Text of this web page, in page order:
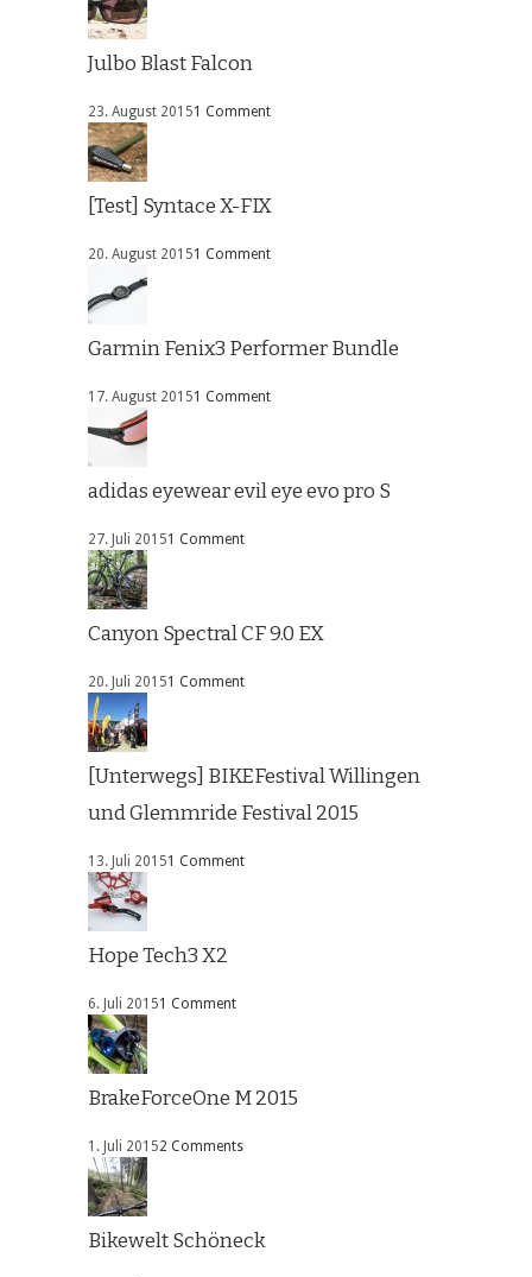
Julbo Blast Falcon
23. August 20151 Comment
[Test] Syntace X-FIX
20. August 20151 Comment
Garmin Fenix3 Performer Bundle
17. August 20151 Comment
adidas eyewear evil eye evo pro S
27. Juli 20151 Comment
Canyon Spectral CF 9.0 EX
20. Juli 20151 Comment
[Unterwegs] BIKEFestival Willingen
und Glemmride Festival 2015
13. Juli 20151 Comment
Hope Tech3 X2
6. Juli 20151 Comment
BrakeForceOne M 2015
1. Juli 20152 Comments
Bikewelt Schöneck